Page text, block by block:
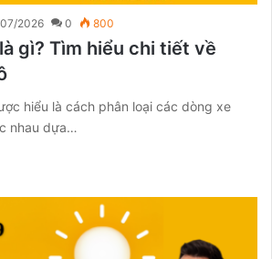
2026 0 800
gì? Tìm hiểu chi tiết về
hiểu là cách phân loại các dòng xe
nhau dựa…